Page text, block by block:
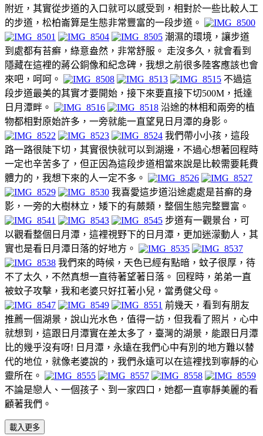
附近，其實從步道的入口就可以感受到，相對於一些比較人工
的步道，松柏崙算是生態非常豐富的一段步道。
潮濕的環境，讓步道
到處都有苔癬，綠意盎然，非常舒服。 走沒多久，就會看到
隱藏在這裡的蔣公銅像和紀念碑，我想之前很多陸客應該也會
來吧，呵呵。
不過這
段步道最美的其實才要開始，接下來要直接下切500M，抵達
日月潭畔。
沿途的林相和兩旁的植
物都相對原始許多，一旁就能一直望見日月潭的身影。
我們帶小小孩，這段
路一路很陡下切，其實很快就可以到湖邊，不過心想著回程時
一定也辛苦多了，但正因為這段步道相當來說是比較需要耗費
體力的，我想下來的人一定不多。
我喜愛這步道沿途處處是苔癬的身
影，一旁的大樹林立，矮下的有蕨類，整個生態完整豐富。
步道有一觀景台，可
以觀看整個日月潭，這裡視野下的日月潭，更加迷濛動人，其
實也是看日月潭日落的好地方。
我們來的時候，天色已經有點暗，蚊子很厚，待
不了太久，不然真想一直待著望著日落。 回程時，弟弟一直
被蚊子攻擊，我和老婆只好扛著小兒，當勇健父母。
前幾天，看到有朋友
推薦一個湖景，說山光水色，值得一訪，但我看了照片，心中
就想到，這跟日月潭實在差太多了，臺灣的湖景，能跟日月潭
比的幾乎沒有呀! 日月潭，永遠在我們心中有別的地方難以替
代的地位，就像老婆說的，我們永遠可以在這裡找到寧靜的心
靈所在。
不論是戀人、一個孩子、到一家四口，她都一直寧靜美麗的看
顧著我們。
載入更多